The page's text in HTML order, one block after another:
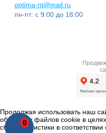
0
optima-nt@mail.ru
пн-пт: с 9:00 до 18:00
Продолжая использовать наш
обработку файлов cookie в
сбора статистики в соответствии